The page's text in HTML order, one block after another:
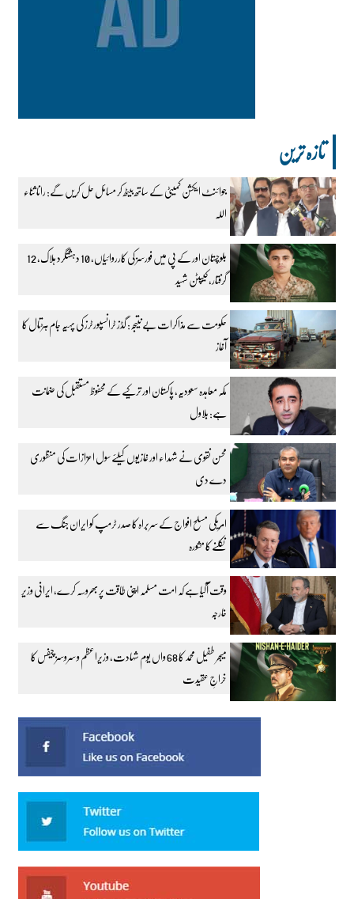
تازہ ترین
جوائنٹ ایکشن کمیٹی کے ساتھ بیٹھ کر مسائل حل کریں گے: رانا ثناء
اللہ
بلوچستان اور کے پی میں فورسز کی کارروائیاں، 10 دہشتگرد ہلاک، 12
گرفتار، کیپٹن شہید
حکومت سے مذاکرات بے نتیجہ: گڈز ٹرانسپورٹرز کی پہیہ جام ہڑتال کا
آغاز
مکہ معاہدہ سعودیہ، پاکستان اور ترکیے کے محفوظ مستقبل کی ضمانت
ہے: بلاول
محسن نقوی نے شہداء اور غازیوں کیلئے سول اعزازات کی منظوری
دے دی
امریکی مسلح افواج کے سربراہ کا صدر ٹرمپ کو ایران جنگ سے
نکلنے کا مشورہ
وقت آگیا ہے کہ امت مسلمہ اپنی طاقت پر بھروسہ کرے، ایرانی وزیر
خارجہ
میجر طفیل محمد کا 68 واں یوم شہادت، وزیراعظم و سروسز چیفس کا
خراجِ عقیدت